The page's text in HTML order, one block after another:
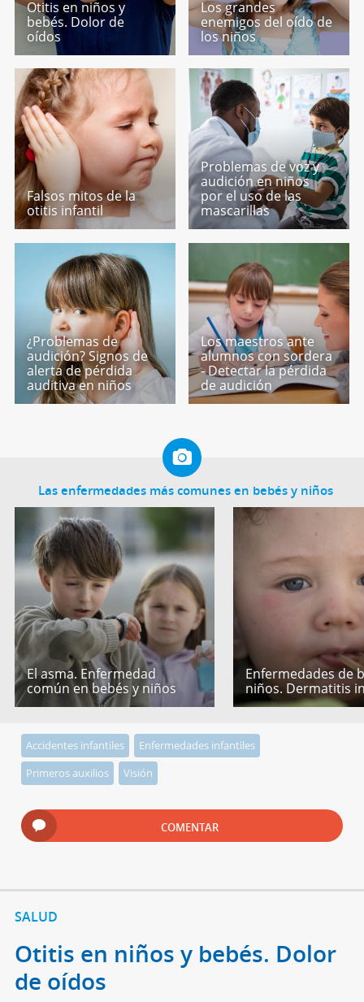
Otitis en niños y
bebés. Dolor de
oídos
Los grandes
enemigos del oído de
los niños
Falsos mitos de la
otitis infantil
Problemas de voz y
audición en niños
por el uso de las
mascarillas
¿Problemas de
audición? Signos de
alerta de pérdida
auditiva en niños
Los maestros ante
alumnos con sordera
- Detectar la pérdida
de audición
Las enfermedades más comunes en bebés y niños
El asma. Enfermedad
común en bebés y niños
Enfermedades de
niños. Dermatitis
Accidentes infantiles
Enfermedades infantiles
Primeros auxilios
Visión
COMENTAR
SALUD
Otitis en niños y bebés. Dolor
de oídos